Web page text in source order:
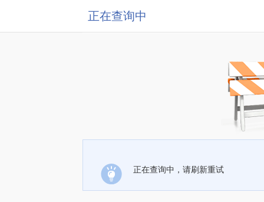
正在查询中
正在查询中，请刷新重试